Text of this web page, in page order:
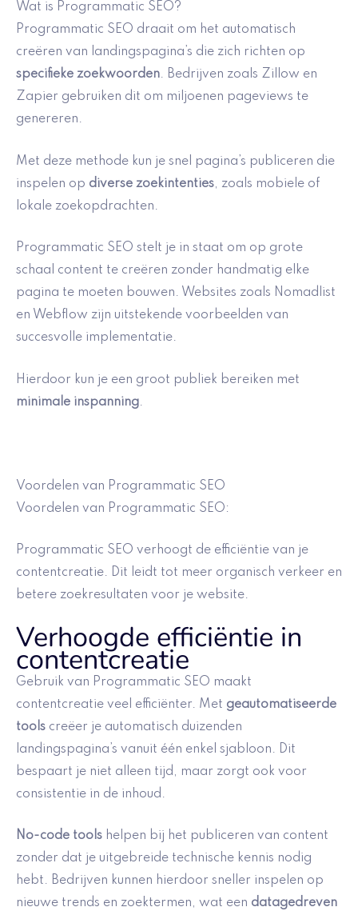
Wat is Programmatic SEO?
Programmatic SEO draait om het automatisch
creëren van landingspagina’s die zich richten op
specifieke zoekwoorden. Bedrijven zoals Zillow en
Zapier gebruiken dit om miljoenen pageviews te
genereren.
Met deze methode kun je snel pagina’s publiceren die
inspelen op diverse zoekintenties, zoals mobiele of
lokale zoekopdrachten.
Programmatic SEO stelt je in staat om op grote
schaal content te creëren zonder handmatig elke
pagina te moeten bouwen. Websites zoals Nomadlist
en Webflow zijn uitstekende voorbeelden van
succesvolle implementatie.
Hierdoor kun je een groot publiek bereiken met
minimale inspanning.
Voordelen van Programmatic SEO
Voordelen van Programmatic SEO:
Programmatic SEO verhoogt de efficiëntie van je
contentcreatie. Dit leidt tot meer organisch verkeer en
betere zoekresultaten voor je website.
Verhoogde efficiëntie in
contentcreatie
Gebruik van Programmatic SEO maakt
contentcreatie veel efficiënter. Met geautomatiseerde
tools creëer je automatisch duizenden
landingspagina’s vanuit één enkel sjabloon. Dit
bespaart je niet alleen tijd, maar zorgt ook voor
consistentie in de inhoud.
No-code tools helpen bij het publiceren van content
zonder dat je uitgebreide technische kennis nodig
hebt. Bedrijven kunnen hierdoor sneller inspelen op
nieuwe trends en zoektermen, wat een datagedreven